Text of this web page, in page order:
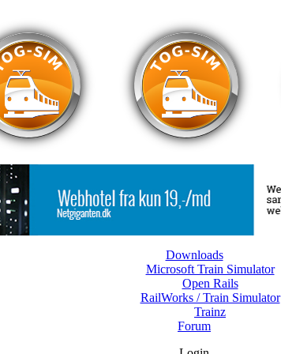
Downloads
Microsoft Train Simulator
Open Rails
RailWorks / Train Simulator
Trainz
Forum